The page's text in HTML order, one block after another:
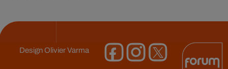
DesignOlivier Varma